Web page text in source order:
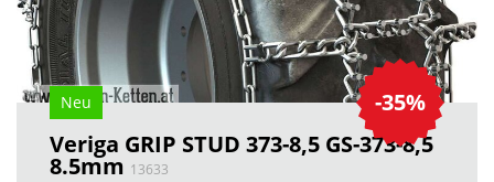
-35%
Neu
Veriga GRIP STUD 373-8,5 GS-373-8,5
8.5mm 13633